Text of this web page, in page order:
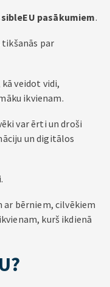
pasākumiem.
par
veidot vidi,
ikvienam.
var ērti un droši
un digitālos
ar bērniem, cilvēkiem
kurš ikdienā